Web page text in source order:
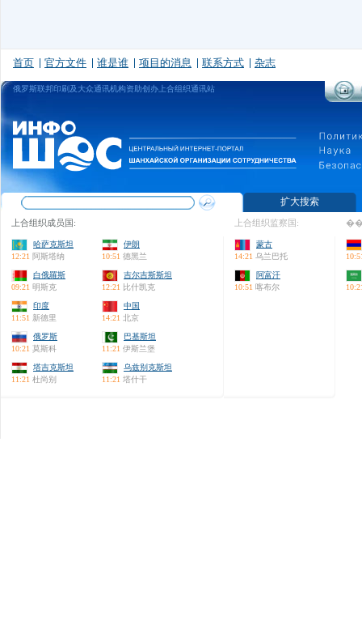
首页 官方文件 谁是谁 项目的消息 联系方式 杂志
俄罗斯联邦印刷及大众通讯机构资助创办上合组织通讯站
扩大搜索
上合组织成员国:
哈萨克斯坦
12:21 阿斯塔纳
伊朗
10:51 德黑兰
白俄羅斯
09:21 明斯克
吉尔吉斯斯坦
12:21
比什凯克
印度
11:51 新德里
中国
14:21 北京
俄罗斯
10:21 莫斯科
巴基斯坦
11:21 伊斯兰堡
塔吉克斯坦
11:21 杜尚别
乌兹别克斯坦
11:21 塔什干
上合组织监察国:
蒙古
14:21 乌兰巴托
阿富汗
10:51 喀布尔